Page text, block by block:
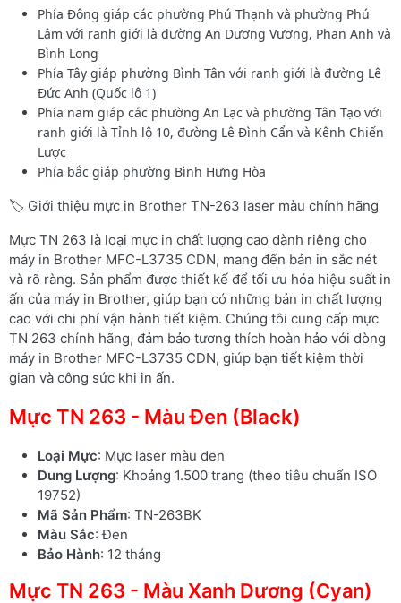
Phía Đông giáp các phường Phú Thạnh và phường Phú
Lâm với ranh giới là đường An Dương Vương, Phan Anh và
Bình Long
Phía Tây giáp phường Bình Tân với ranh giới là đường Lê
Đức Anh (Quốc lộ 1)
Phía nam giáp các phường An Lạc và phường Tân Tạo với
ranh giới là Tỉnh lộ 10, đường Lê Đình Cẩn và Kênh Chiến
Lược
Phía bắc giáp phường Bình Hưng Hòa
🏷️ Giới thiệu mực in Brother TN-263 laser màu chính hãng
Mực TN 263 là loại mực in chất lượng cao dành riêng cho
máy in Brother MFC-L3735 CDN, mang đến bản in sắc nét
và rõ ràng. Sản phẩm được thiết kế để tối ưu hóa hiệu suất in
ấn của máy in Brother, giúp bạn có những bản in chất lượng
cao với chi phí vận hành tiết kiệm. Chúng tôi cung cấp mực
TN 263 chính hãng, đảm bảo tương thích hoàn hảo với dòng
máy in Brother MFC-L3735 CDN, giúp bạn tiết kiệm thời
gian và công sức khi in ấn.
Mực TN 263 - Màu Đen (Black)
Loại Mực: Mực laser màu đen
Dung Lượng: Khoảng 1.500 trang (theo tiêu chuẩn ISO
19752)
Mã Sản Phẩm: TN-263BK
Màu Sắc: Đen
Bảo Hành: 12 tháng
Mực TN 263 - Màu Xanh Dương (Cyan)